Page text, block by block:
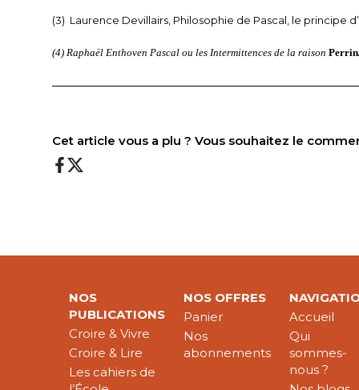
(3) Laurence Devillairs, Philosophie de Pascal, le principe
(4) Raphaël Enthoven Pascal ou les Intermittences de la raison
——————————
Cet article vous a plu ? Vous souhaitez le
NOS
PUBLICATIONS
Croire & Vivre
Croire & Lire
Les cahiers de
NOS OFFRES
Panier
Nos
abonnements
Accueil
Qui
sommes-
nous ?